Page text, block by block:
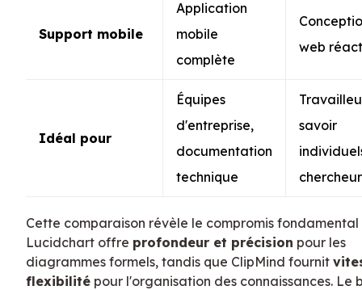
Support mobile
Application
mobile
complète
web
Idéal pour
Équipes
d'entreprise,
documentation
technique
savoir
Cette comparaison révèle le compromis fondamental
Lucidchart offre profondeur et précision pour les
diagrammes formels, tandis que ClipMind fournit
flexibilité pour l'organisation des connaissances. Le